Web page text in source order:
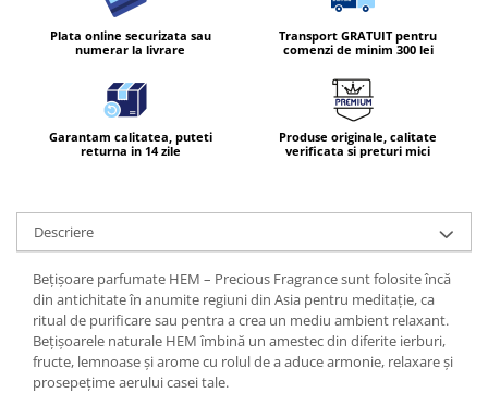
Plata online securizata sau
numerar la livrare
Transport GRATUIT pentru
comenzi de minim 300 lei
Garantam calitatea, puteti
returna in 14 zile
Produse originale, calitate
verificata si preturi mici
Descriere
Bețișoare parfumate HEM – Precious Fragrance sunt folosite încă
din antichitate în anumite regiuni din Asia pentru meditație, ca
ritual de purificare sau pentra a crea un mediu ambient relaxant.
Bețișoarele naturale HEM îmbină un amestec din diferite ierburi,
fructe, lemnoase și arome cu rolul de a aduce armonie, relaxare și
prosepețime aerului casei tale.